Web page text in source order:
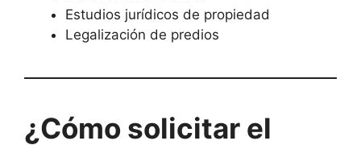
Estudios jurídicos de propiedad
Legalización de predios
¿Cómo solicitar el